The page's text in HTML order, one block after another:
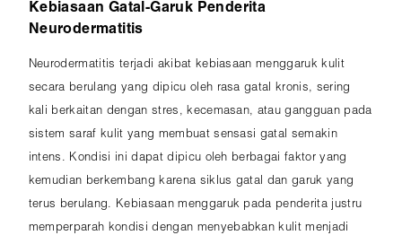
Kebiasaan Gatal-Garuk Penderita
Neurodermatitis
Neurodermatitis terjadi akibat kebiasaan menggaruk kulit
secara berulang yang dipicu oleh rasa gatal kronis, sering
kali berkaitan dengan stres, kecemasan, atau gangguan pada
sistem saraf kulit yang membuat sensasi gatal semakin
intens. Kondisi ini dapat dipicu oleh berbagai faktor yang
kemudian berkembang karena siklus gatal dan garuk yang
terus berulang. Kebiasaan menggaruk pada penderita justru
memperparah kondisi dengan menyebabkan kulit menjadi